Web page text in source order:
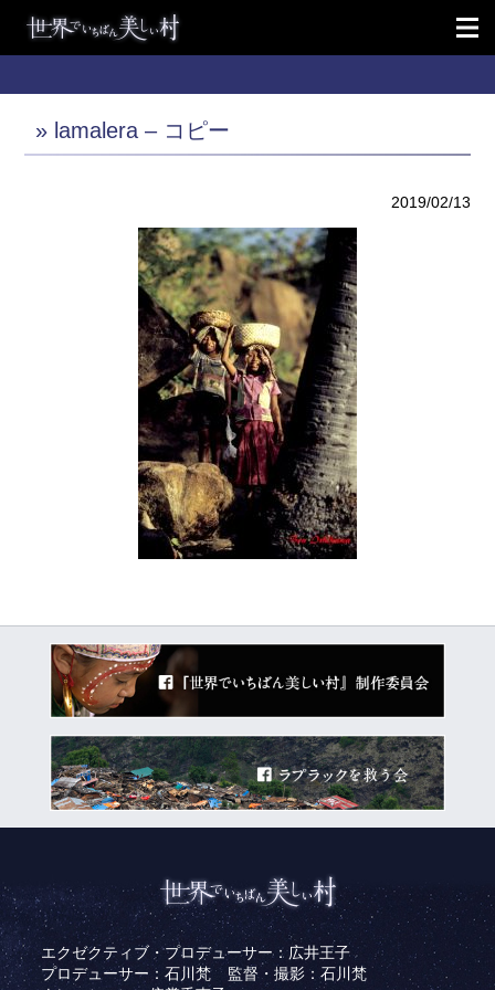
» lamalera – コピー
2019/02/13
エクゼクティブ・プロデューサー：広井王子
プロデューサー：石川梵
監督・撮影：石川梵